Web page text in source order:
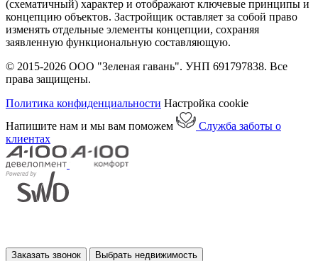
(схематичный) характер и отображают ключевые принципы и
концепцию объектов. Застройщик оставляет за собой право
изменять отдельные элементы концепции, сохраняя
заявленную функциональную составляющую.
© 2015-2026 ООО "Зеленая гавань". УНП 691797838. Все
права защищены.
Политика конфиденциальности Настройка cookie
Напишите нам и мы вам поможем
Служба заботы о
клиентах
Заказать звонок Выбрать недвижимость